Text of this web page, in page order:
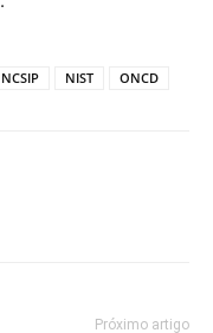
NCSIP NIST ONCD
Próximo artigo